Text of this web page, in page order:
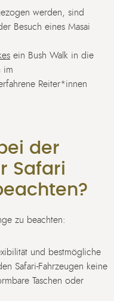
werden, sind
Besuch eines Masai
ein Bush Walk in die
im
Reiter*innen
der
Safari
zu beachten:
und bestmögliche
Safari-Fahrzeugen keine
Taschen oder